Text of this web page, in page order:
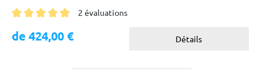
2 évaluations
de 424,00 € Détails